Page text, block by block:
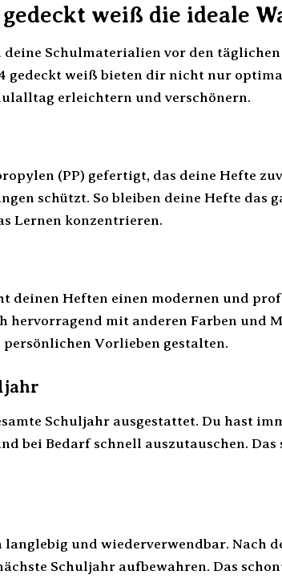
weiß die ideale
Schulmaterialien vor den täglichen
gedeckt weiß bieten dir nicht nur
erleichtern und verschönern.
(PP) gefertigt, das deine Hefte
schützt. So bleiben deine Hefte das
Lernen konzentrieren.
deinen Heften einen modernen und
hervorragend mit anderen Farben und
Vorlieben gestalten.
Schuljahr ausgestattet. Du hast
bei Bedarf schnell auszutauschen.
und wiederverwendbar. Nach
Schuljahr aufbewahren. Das